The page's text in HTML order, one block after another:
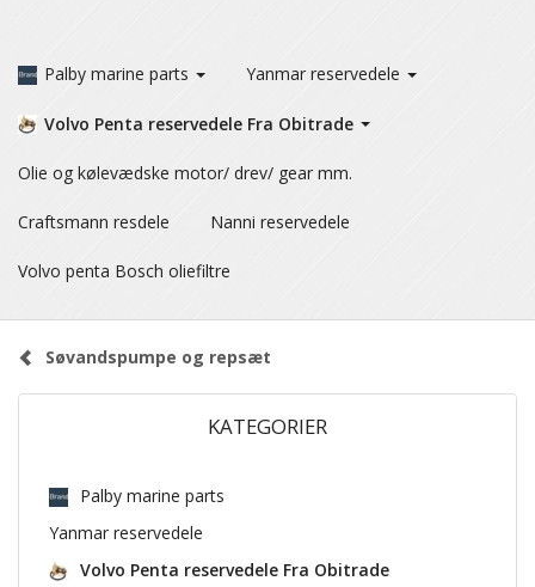
Palby marine parts Yanmar reservedele
Volvo Penta reservedele Fra Obitrade
Olie og kølevædske motor/ drev/ gear mm.
Craftsmann resdele Nanni reservedele
Volvo penta Bosch oliefiltre
Søvandspumpe og repsæt
KATEGORIER
Palby marine parts
Yanmar reservedele
Volvo Penta reservedele Fra Obitrade